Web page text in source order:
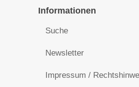
Informationen
Suche
Newsletter
Impressum /